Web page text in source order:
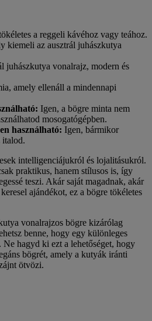
a reggeli kávéhoz vagy teához.
kiemeli az ausztrál juhászkutya
juhászkutya vonalrajz, modern és
amely ellenáll a mindennapi
Igen, a bögre minta nem
mosogatógépben.
használható: Igen, bármikor
italod.
intelligenciájukról és lojalitásukról.
praktikus, hanem stílusos is, így
teszi. Akár saját magadnak, akár
ajándékot, ez a bögre tökéletes
vonalrajzos bögre kizárólag
benne, hogy egy különleges
Ne hagyd ki ezt a lehetőséget, hogy
bögrét, amely a kutyák iránti
ötvözi.